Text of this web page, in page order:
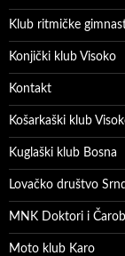
Klub ritmičke
Konjički klub Visoko
Kontakt
Košarkaški klub
Kuglaški klub Bosna
Lovačko društvo
MNK Doktori i
Moto klub Karo